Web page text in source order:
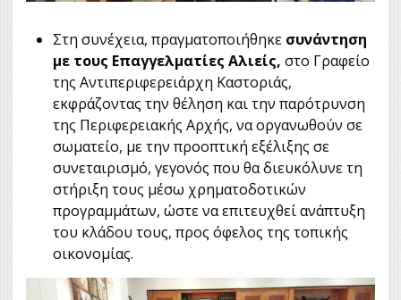
Στη συνέχεια, πραγματοποιήθηκε συνάντηση
με τους Επαγγελματίες Αλιείς, στο Γραφείο
της Αντιπεριφερειάρχη Καστοριάς,
εκφράζοντας την θέληση και την παρότρυνση
της Περιφερειακής Αρχής, να οργανωθούν σε
σωματείο, με την προοπτική εξέλιξης σε
συνεταιρισμό, γεγονός που θα διευκόλυνε τη
στήριξη τους μέσω χρηματοδοτικών
προγραμμάτων, ώστε να επιτευχθεί ανάπτυξη
του κλάδου τους, προς όφελος της τοπικής
οικονομίας.